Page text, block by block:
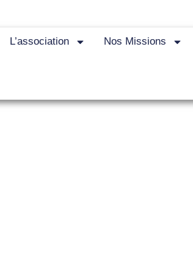
L’association Nos Missions